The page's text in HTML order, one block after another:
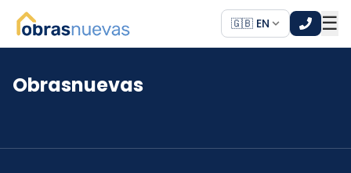
🇬🇧 EN ☰
*
Obrasnuevas